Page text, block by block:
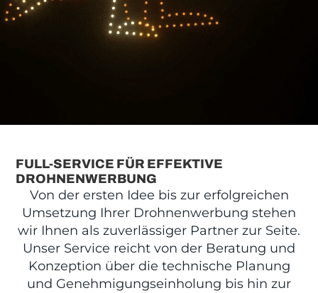
FULL-SERVICE FÜR EFFEKTIVE
DROHNENWERBUNG
Von der ersten Idee bis zur erfolgreichen
Umsetzung Ihrer Drohnenwerbung stehen
wir Ihnen als zuverlässiger Partner zur Seite.
Unser Service reicht von der Beratung und
Konzeption über die technische Planung
und Genehmigungseinholung bis hin zur